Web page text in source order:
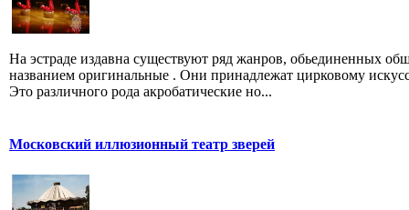
На эстраде издавна существуют ряд жанров, обьединенных
названием оригинальные . Они принадлежат цирковому
Это различного рода акробатические но...
Московский иллюзионный театр зверей